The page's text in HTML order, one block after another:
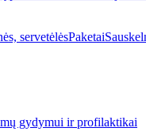
servetėlėsPaketai
gydymui ir profilaktikai